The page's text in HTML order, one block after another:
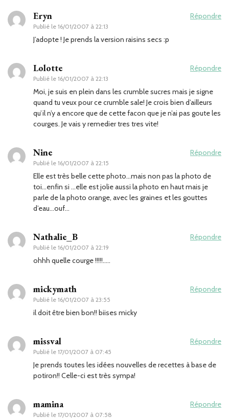
Eryn
Publié le 16/01/2007 à 22:13
Répondre
J’adopte ! Je prends la version raisins secs :p
Lolotte
Publié le 16/01/2007 à 22:13
Répondre
Moi, je suis en plein dans les crumble sucres mais je signe
quand tu veux pour ce crumble sale! Je crois bien d’ailleurs
qu’il n’y a encore que de cette facon que je n’ai pas goute les
courges. Je vais y remedier tres tres vite!
Nine
Publié le 16/01/2007 à 22:15
Répondre
Elle est très belle cette photo…mais non pas la photo de
toi…enfin si …elle est jolie aussi la photo en haut mais je
parle de la photo orange, avec les graines et les gouttes
d’eau…ouf…
Nathalie_B
Publié le 16/01/2007 à 22:19
Répondre
ohhh quelle courge !!!!!…..
mickymath
Publié le 16/01/2007 à 23:55
Répondre
il doit être bien bon!! biises micky
missval
Publié le 17/01/2007 à 07:45
Répondre
Je prends toutes les idées nouvelles de recettes à base de
potiron!! Celle-ci est très sympa!
mamina
Publié le 17/01/2007 à 07:58
Répondre